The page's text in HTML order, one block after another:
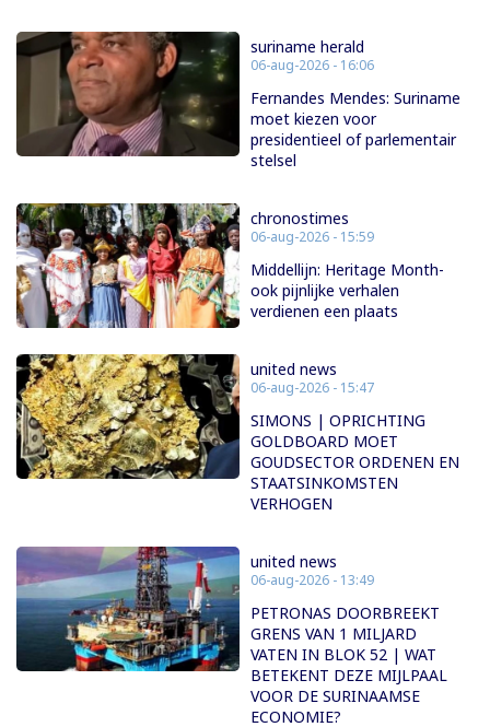
suriname herald
06-aug-2026 - 16:06
Fernandes Mendes: Suriname
moet kiezen voor
presidentieel of parlementair
stelsel
chronostimes
06-aug-2026 - 15:59
Middellijn: Heritage Month-
ook pijnlijke verhalen
verdienen een plaats
united news
06-aug-2026 - 15:47
SIMONS | OPRICHTING
GOLDBOARD MOET
GOUDSECTOR ORDENEN EN
STAATSINKOMSTEN
VERHOGEN
united news
06-aug-2026 - 13:49
PETRONAS DOORBREEKT
GRENS VAN 1 MILJARD
VATEN IN BLOK 52 | WAT
BETEKENT DEZE MIJLPAAL
VOOR DE SURINAAMSE
ECONOMIE?